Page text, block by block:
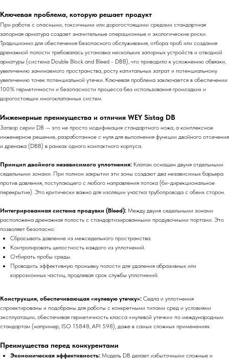
Ключевая проблема, которую решает продукт
При работе с опасными, токсичными или дорогостоящими средами стандартная
запорная арматура создает значительные операционные и экологические риски.
Традиционно для обеспечения безопасного обслуживания, отбора проб или создания
дренажной полости требовалась установка нескольких запорных устройств и отводной
арматуры (система Double Block and Bleed - DBB), что приводило к усложнению обвязки,
увеличению занимаемого пространства, росту капитальных затрат и потенциальному
увеличению точек потенциальной утечки. Ключевая проблема заключается в обеспечении
100% герметичности и безопасности процесса без использования громоздких и
дорогостоящих многоклапанных систем.
Инженерные преимущества и отличия WEY Sistag DB
Затвор серии DB — это не просто модификация стандартного ножа, а комплексное
инженерное решение, разработанное с нуля для выполнения функции двойного отсечения
и дренажа (DBB) в рамках одного компактного корпуса.
Принцип двойного независимого уплотнения: Клапан оснащен двумя отдельными
седельными зонами. При полном закрытии эти зоны создают два независимых барьера
против давления, поступающего с любого направления потока (би-дирекциональное
перекрытие). Это критически важно для изоляции участка трубопровода с обеих сторон.
Интегрированная система продувки (Bleed): Между двумя седельными зонами
расположена дренажная полость с стандартизированными продувочными портами. Это
позволяет безопасно:
Сбрасывать давление из межседельного пространства.
Контролировать целостность каждого из уплотнений.
Отбирать пробы среды.
Проводить эффективную промывку полости для удаления абразивных или
коррозионных частиц, продлевая срок службы уплотнений.
Конструкция, обеспечивающая «нулевую утечку»: Седла и уплотнения
спроектированы и подобраны для работы с конкретными типами сред и условиями
эксплуатации, обеспечивая герметичность класса «нулевой утечки» по международным
стандартам (например, ISO 15848, API 598), даже в самых сложных применениях.
Преимущества перед конкурентами
Экономическая эффективность: Модель DB делает избыточными сложные и